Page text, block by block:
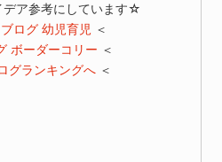
ア参考にしています☆
ログ 幼児育児 ＜
ボーダーコリー ＜
グランキングへ＜